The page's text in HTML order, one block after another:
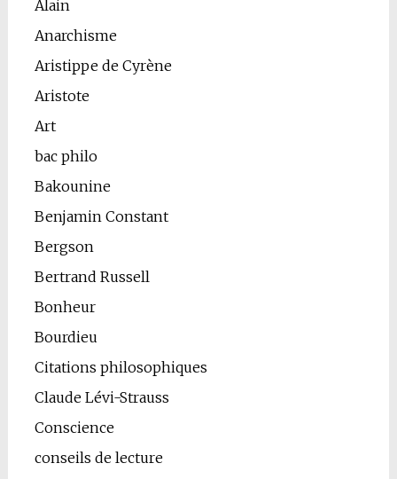
Alain
Anarchisme
Aristippe de Cyrène
Aristote
Art
bac philo
Bakounine
Benjamin Constant
Bergson
Bertrand Russell
Bonheur
Bourdieu
Citations philosophiques
Claude Lévi-Strauss
Conscience
conseils de lecture